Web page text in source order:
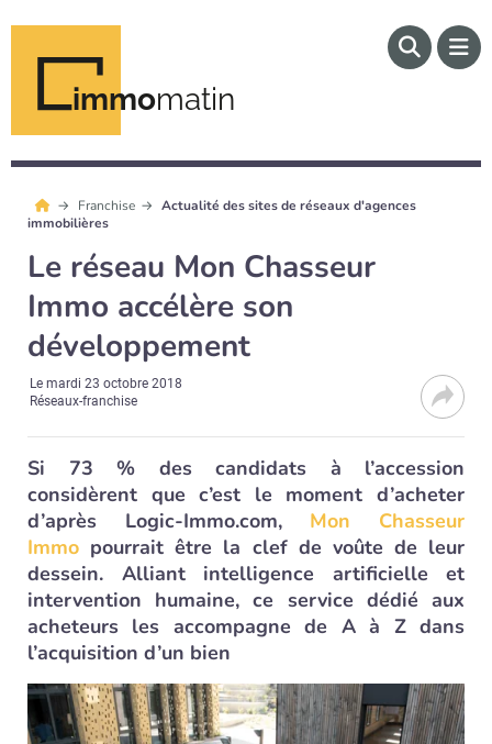
immomatin
Franchise
Actualité des sites de réseaux d'agences
immobilières
Le réseau Mon Chasseur
Immo accélère son
développement
Lemardi 23 octobre 2018
Réseaux-franchise
Si 73 % des candidats à l’accession
considèrent que c’est le moment d’acheter
d’après Logic-Immo.com, Mon Chasseur
Immo pourrait être la clef de voûte de leur
dessein. Alliant intelligence artificielle et
intervention humaine, ce service dédié aux
acheteurs les accompagne de A à Z dans
l’acquisition d’un bien